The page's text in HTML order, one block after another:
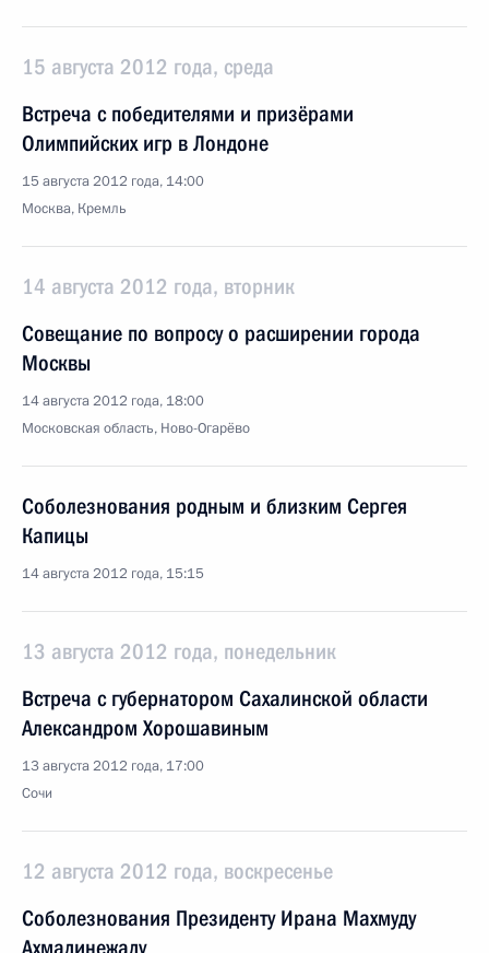
15 августа 2012 года, среда
Встреча с победителями и призёрами
Олимпийских игр в Лондоне
15 августа 2012 года, 14:00
Москва, Кремль
14 августа 2012 года, вторник
Совещание по вопросу о расширении города
Москвы
14 августа 2012 года, 18:00
Московская область, Ново-Огарёво
Соболезнования родным и близким Сергея
Капицы
14 августа 2012 года, 15:15
13 августа 2012 года, понедельник
Встреча с губернатором Сахалинской области
Александром Хорошавиным
13 августа 2012 года, 17:00
Сочи
12 августа 2012 года, воскресенье
Соболезнования Президенту Ирана Махмуду
Ахмадинежаду